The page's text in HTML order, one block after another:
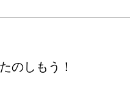
のしもう！